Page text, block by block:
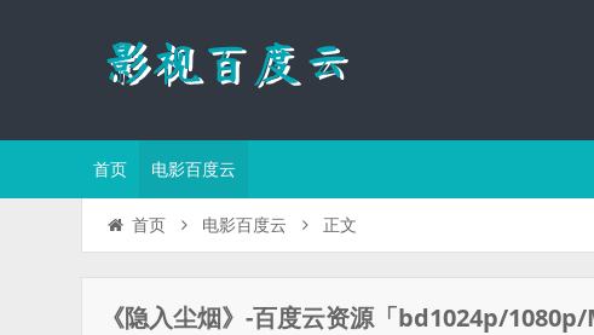
首页 电影百度云
首页 电影百度云 正文
《隐入尘烟》-百度云资源「bd1024p/